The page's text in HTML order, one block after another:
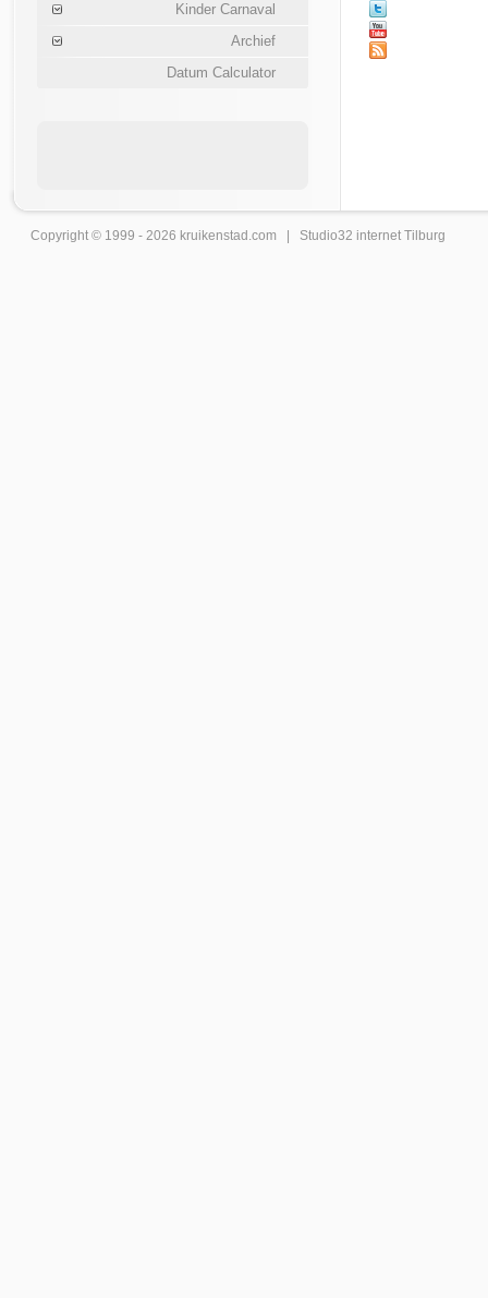
Kinder Carnaval
Archief
Datum Calculator
Copyright © 1999 - 2026 kruikenstad .com | Studio32 internet Tilburg